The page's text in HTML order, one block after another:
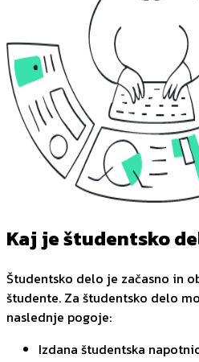
Kaj je študentsko
Študentsko delo je začasno in
študente. Za študentsko delo
naslednje pogoje:
Izdana študentska